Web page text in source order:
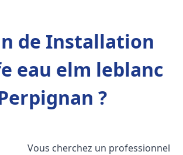
de Installation
eau elm leblanc
?
Vous cherchez un professionnel